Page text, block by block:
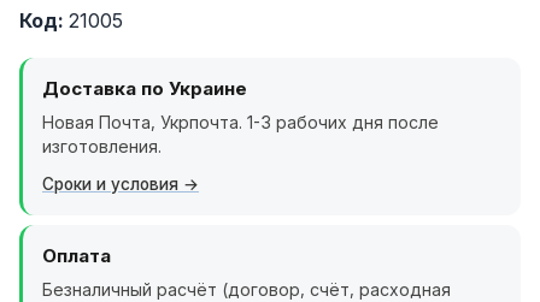
Код: 21005
Доставка по Украине
Новая Почта, Укрпочта. 1-3 рабочих дня после
изготовления.
Сроки и условия
Оплата
Безналичный расчёт (договор, счёт, расходная